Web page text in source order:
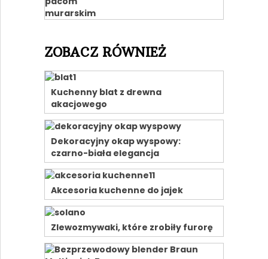
ZOBACZ RÓWNIEŻ
Kuchenny blat z drewna
akacjowego
Dekoracyjny okap wyspowy:
czarno-biała elegancja
Akcesoria kuchenne do jajek
Zlewozmywaki, które zrobiły furorę